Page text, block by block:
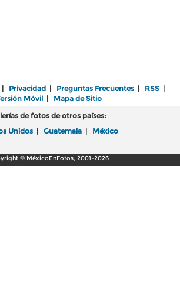
| Privacidad | Preguntas Frecuentes | RSS |
Móvil| Mapa de Sitio
de fotos de otros países:
Unidos | Guatemala | México
© MéxicoEnFotos, 2001-2026